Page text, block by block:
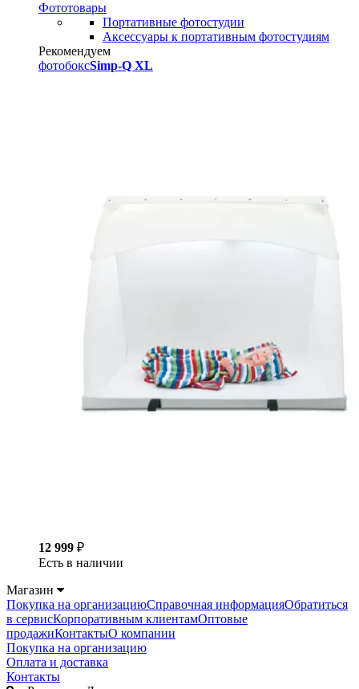
Фототовары
Портативные фотостудии
Аксессуары к портативным фотостудиям
Рекомендуем
фотобоксSimp-Q XL
12 999 ₽
Есть в наличии
Магазин
Покупка на организациюСправочная информацияОбратиться
в сервисКорпоративным клиентамОптовые
продажиКонтактыО компании
Покупка на организацию
Оплата и доставка
Контакты